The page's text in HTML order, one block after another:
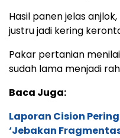
Hasil panen jelas
justru jadi kering
Pakar pertanian
sudah lama menjadi
Baca Juga:
Laporan Cision
‘Jebakan